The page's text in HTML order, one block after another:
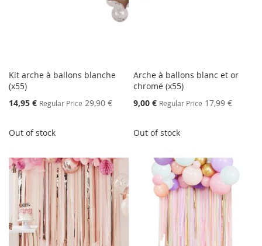
Kit arche à ballons blanche
(x55)
Special
Price
14,95 € Regular Price 29,90 €
Out of stock
Arche à ballons blanc et or
chromé (x55)
Special
Price
9,00 € Regular Price 17,99 €
Out of stock